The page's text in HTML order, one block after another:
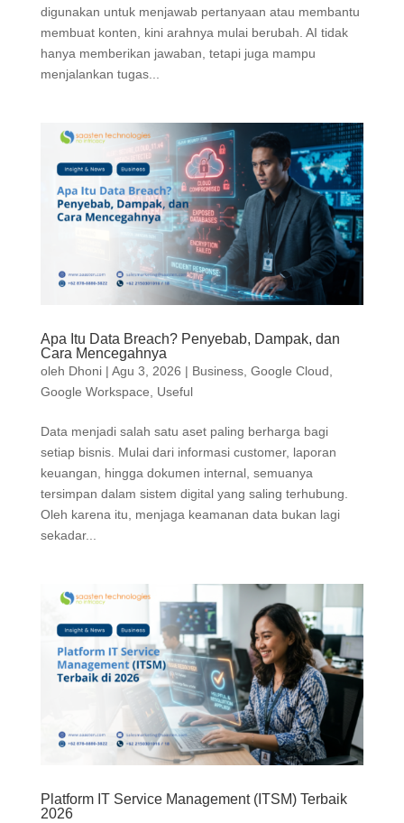
digunakan untuk menjawab pertanyaan atau membantu
membuat konten, kini arahnya mulai berubah. AI tidak
hanya memberikan jawaban, tetapi juga mampu
menjalankan tugas...
Apa Itu Data Breach? Penyebab, Dampak, dan
Cara Mencegahnya
oleh Dhoni| Agu 3, 2026 | Business, Google Cloud
Google Workspace
Useful
Data menjadi salah satu aset paling berharga bagi
setiap bisnis. Mulai dari informasi customer, laporan
keuangan, hingga dokumen internal, semuanya
tersimpan dalam sistem digital yang saling terhubung.
Oleh karena itu, menjaga keamanan data bukan lagi
sekadar...
Platform IT Service Management (ITSM) Terbaik
2026